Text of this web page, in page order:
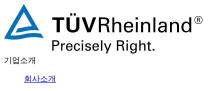
기업소개
회사소개